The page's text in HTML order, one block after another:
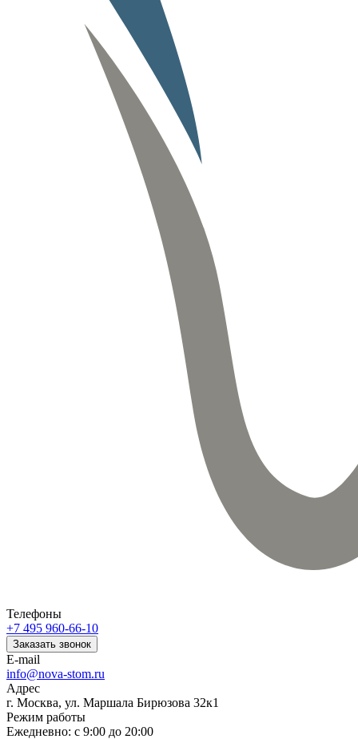
Телефоны
+7 495 960-66-10
Заказать звонок
E-mail
info@nova-stom.ru
Адрес
г. Москва, ул. Маршала Бирюзова 32к1
Режим работы
Ежедневно: с 9:00 до 20:00